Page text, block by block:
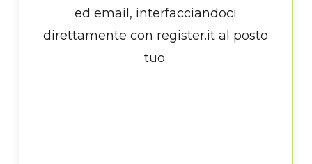
ed email, interfacciandoci
direttamente con register.it al posto
tuo.